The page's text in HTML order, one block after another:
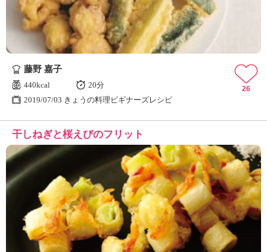
藤野 嘉子
440kcal
20分
2019/07/03 きょうの料理ビギナーズレシピ
26
干しねぎと桜えびのフリット